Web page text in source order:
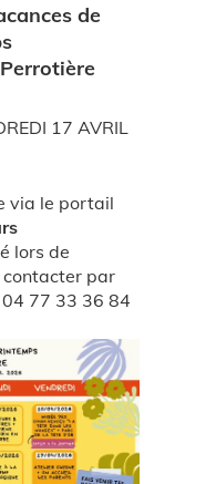
de
17 AVRIL
via le portail
lors de
contacter par
77 33 36 84